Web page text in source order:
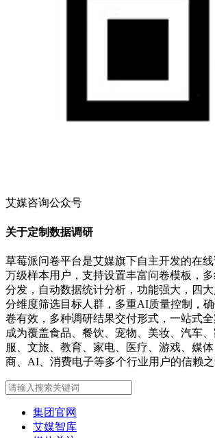
艾媒咨询公众号
关于定制数据调研
草莓派问卷平台是艾媒旗下自主开发的在
万级样本用户，支持设置丰富问卷模板，
分发，自动数据统计分析，功能强大，四
分维度筛选目标人群，多重AI质量控制，
卷有效，多种调研结果交付形式，一站式全
成为覆盖食品、餐饮、宠物、美妆、汽车
服、文旅、教育、家电、医疗、游戏、媒
商、AI、消费电子等多个行业用户的信赖之
集团官网
艾媒智库